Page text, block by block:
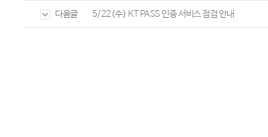
다음글 5/22(수) KT PASS 인증 서비스 점검 안내